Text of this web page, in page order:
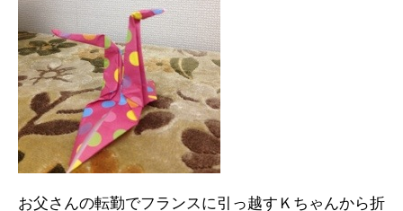
お父さんの転勤でフランスに引っ越すＫちゃんから折